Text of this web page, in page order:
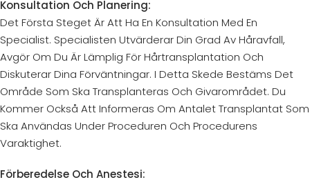
Konsultation Och Planering:
Det Första Steget Är Att Ha En Konsultation Med En
Specialist. Specialisten Utvärderar Din Grad Av Håravfall,
Avgör Om Du Är Lämplig För Hårtransplantation Och
Diskuterar Dina Förväntningar. I Detta Skede Bestäms Det
Område Som Ska Transplanteras Och Givarområdet. Du
Kommer Också Att Informeras Om Antalet Transplantat Som
Ska Användas Under Proceduren Och Procedurens
Varaktighet.
Förberedelse Och Anestesi: